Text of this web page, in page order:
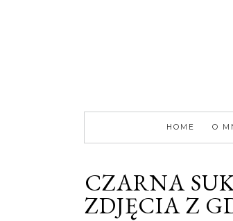
HOME O
CZARNA
ZDJĘCIA Z